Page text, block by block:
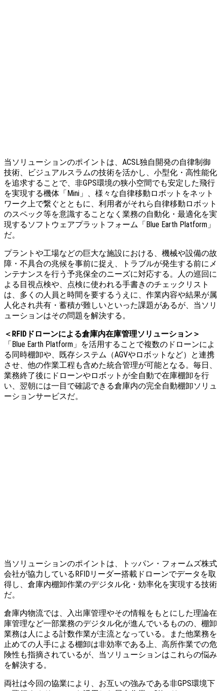
当ソリューションのポイントは、ACSL独自開発の自律制御
技術、ビジュアルスラムの技術を活かし、小型化・高性能化
を追求することで、非GPS環境の狭小空間でも安定した飛行
を実現する機体「Mini」、様々な自律移動ロボットをネット
ワーク上で繋ぐとともに、利用者がそれら自律移動ロボット
のスペック等を意識することなく業務の自動化・最適化を実
現するソフトウェアプラットフォーム「Blue Earth Platform」
だ。
プラントや工場などの巨大な施設における、機械や設備の故
障・不具合の兆候を事前に捉え、トラブルが発生する前にメ
ンテナンスを行う予兆保全のニーズに対応する。人の巡回に
よる目視点検や、点検に使われる手書きのチェックリスト
は、多くの人員と時間を要するうえに、作業内容や結果が属
人化され共有・蓄積が難しいといった課題があるが、当ソリ
ューションはその問題を解決する。
＜RFIDドローンによる倉庫内在庫管理ソリューション＞
「Blue Earth Platform」を活用することで複数のドローンによ
る同時棚卸や、既存システム（AGVやロボットなど）と連携
させ、他の作業工程も含めた統合管理が可能となる。毎日、
業務終了後にドローンやロボットが全自動で在庫棚卸を行
い、翌朝には一目で確認できる倉庫内の完全自動棚卸ソリュ
ーションサービスだ。
当ソリューションのポイントは、トッパン・フォームズ株式
会社が協力しているRFIDリーダー搭載ドローンでデータを取
得し、倉庫内棚卸作業のデジタル化・効率化を実現する技術
だ。
倉庫内物流では、入出庫管理やその情報をもとにした理論在
庫管理など一部業務のデジタル化が進んでいるものの、棚卸
業務は人による計数作業が主流となっている。また他業務を
止めての人手による棚卸は非効率である上、高所作業での危
険性も指摘されているが、当ソリューションはこれらの悩み
を解決する。
両社は今回の協業により、お互いの強みである非GPS環境下